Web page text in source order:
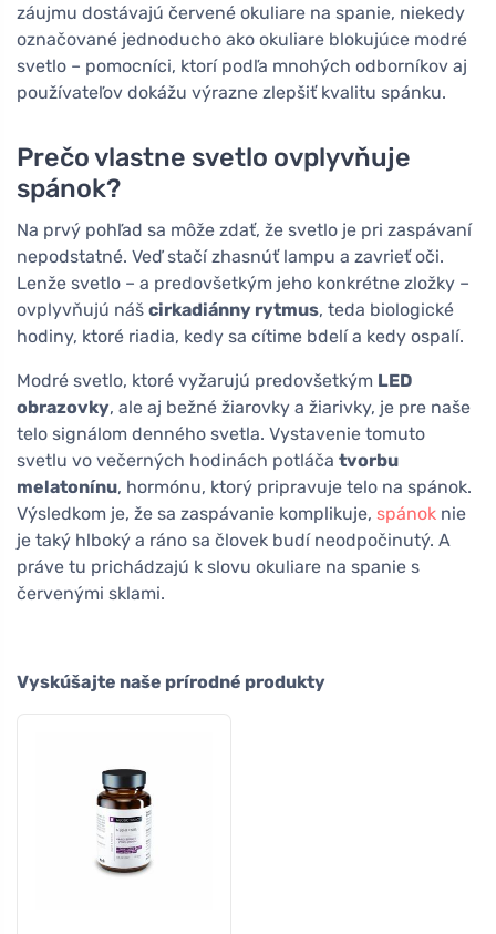
záujmu dostávajú červené okuliare na spanie, niekedy
označované jednoducho ako okuliare blokujúce modré
svetlo – pomocníci, ktorí podľa mnohých odborníkov aj
používateľov dokážu výrazne zlepšiť kvalitu spánku.
Prečo vlastne svetlo ovplyvňuje
spánok?
Na prvý pohľad sa môže zdať, že svetlo je pri zaspávaní
nepodstatné. Veď stačí zhasnúť lampu a zavrieť oči.
Lenže svetlo – a predovšetkým jeho konkrétne zložky –
ovplyvňujú náš cirkadiánny rytmus, teda biologické
hodiny, ktoré riadia, kedy sa cítime bdelí a kedy ospalí.
Modré svetlo, ktoré vyžarujú predovšetkým LED
obrazovky, ale aj bežné žiarovky a žiarivky, je pre naše
telo signálom denného svetla. Vystavenie tomuto
svetlu vo večerných hodinách potláča tvorbu
melatonínu, hormónu, ktorý pripravuje telo na spánok.
Výsledkom je, že sa zaspávanie komplikuje, spánok nie
je taký hlboký a ráno sa človek budí neodpočinutý. A
práve tu prichádzajú k slovu okuliare na spanie s
červenými sklami.
Vyskúšajte naše prírodné produkty